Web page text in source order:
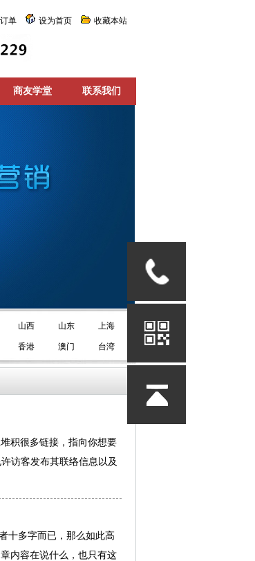
收藏本站
设为首页
单
商友学堂 联系我们
山西 山东 上海
香港 澳门 台湾
积很多链接，指向你想要
访客发布其联络信息以及
十多字而已，那么如此高
内容在说什么，也只有这